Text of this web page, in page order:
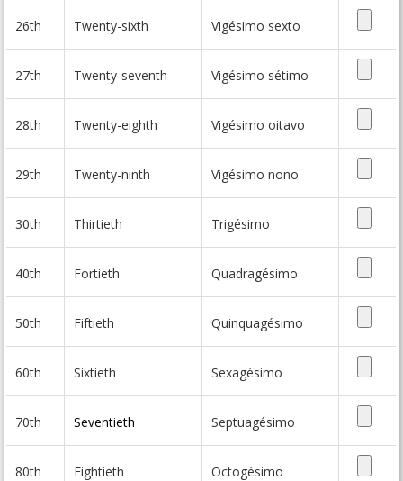
26th Twenty-sixth Vigésimo sexto
27th Twenty-seventh Vigésimo sétimo
28th Twenty-eighth Vigésimo oitavo
29th Twenty-ninth Vigésimo nono
30th Thirtieth Trigésimo
40th Fortieth Quadragésimo
50th Fiftieth Quinquagésimo
60th Sixtieth Sexagésimo
70th Seventieth Septuagésimo
80th Eightieth Octogésimo